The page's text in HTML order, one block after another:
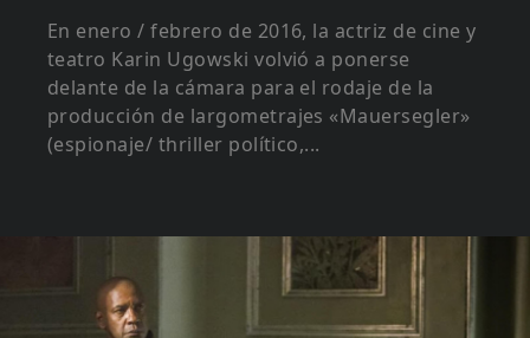
En enero / febrero de 2016, la actriz de cine y
teatro Karin Ugowski volvió a ponerse
delante de la cámara para el rodaje de la
producción de largometrajes «Mauersegler»
(espionaje/ thriller político,...